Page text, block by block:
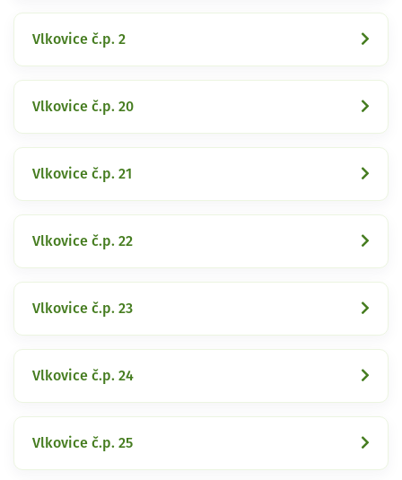
Vlkovice č.p. 2
Vlkovice č.p. 20
Vlkovice č.p. 21
Vlkovice č.p. 22
Vlkovice č.p. 23
Vlkovice č.p. 24
Vlkovice č.p. 25